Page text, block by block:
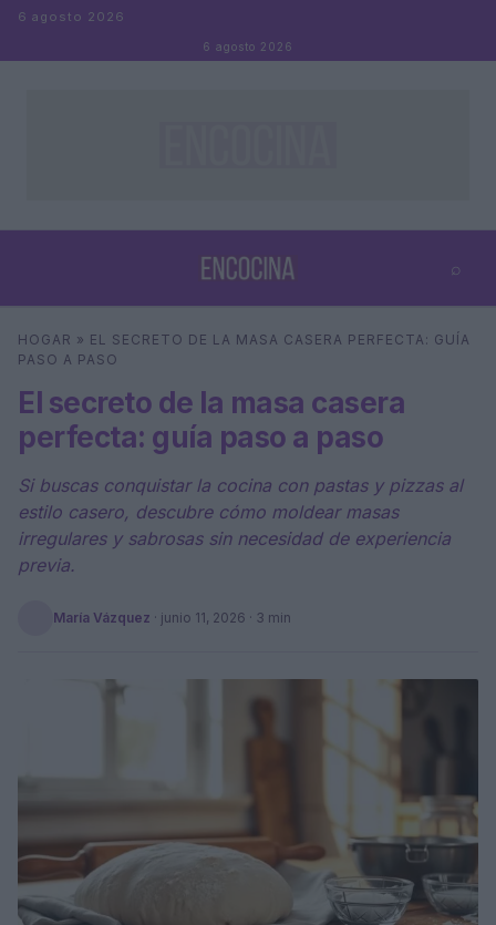
Saltar al contenido
6 agosto 2026
6 agosto 2026
⌕
Buscar ⌕ ×
HOGAR » EL SECRETO DE LA MASA CASERA PERFECTA: GUÍA
PASO A PASO
El secreto de la masa casera
perfecta: guía paso a paso
Si buscas conquistar la cocina con pastas y pizzas al
estilo casero, descubre cómo moldear masas
irregulares y sabrosas sin necesidad de experiencia
previa.
María Vázquez · junio 11, 2026 · 3 min